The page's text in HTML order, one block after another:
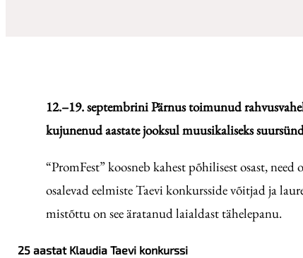
12.–19. septembrini Pärnus toimunud
kujunenud aastate jooksul muusikaliseks
“PromFest” koosneb kahest põhilisest osast,
osalevad eelmiste Taevi konkursside võitjad ja
mistõttu on see äratanud laialdast tähelepanu.
25 aastat Klaudia Taevi konkurssi